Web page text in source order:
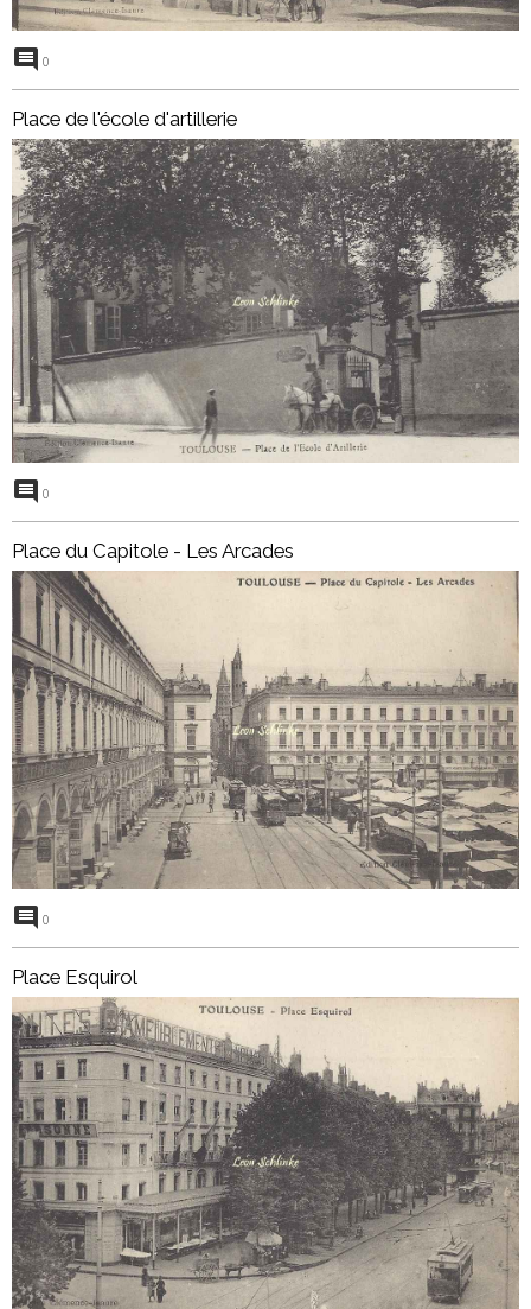
0
Place de l'école d'artillerie
0
Place du Capitole - Les Arcades
0
Place Esquirol